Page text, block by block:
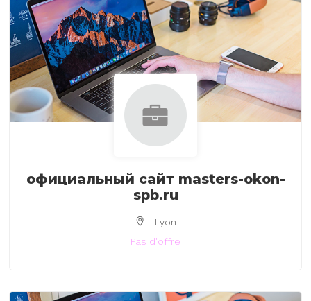
официальный сайт masters-okon-
spb.ru
Lyon
Pas d'offre